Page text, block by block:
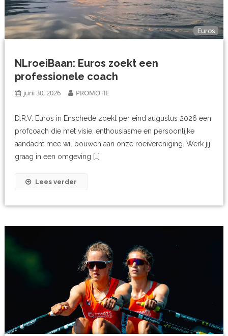
Euros
NLroeiBaan: Euros zoekt een
professionele coach
juni 30, 2026 PROMOTIE
D.R.V. Euros in Enschede zoekt per eind augustus 2026 een
profcoach die met visie, enthousiasme en persoonlijke
aandacht mee wil bouwen aan onze roeivereniging. Werk jij
graag in een omgeving […]
Lees verder